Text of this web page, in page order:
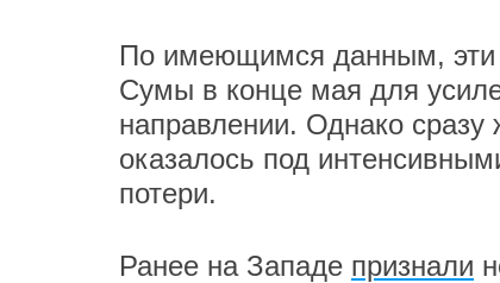
По имеющимся данным, эти
Сумы в конце мая для
направлении. Однако
оказалось под
потери.
Ранее на Западе признали